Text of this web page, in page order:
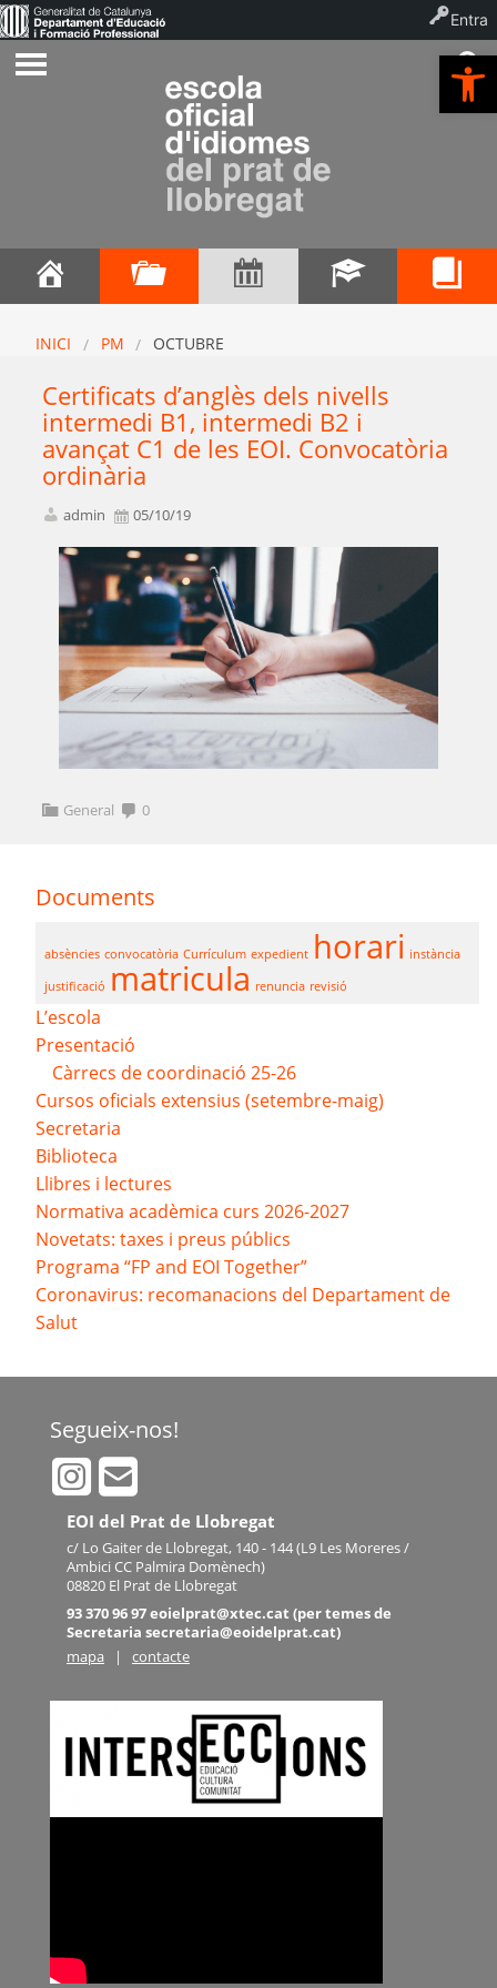
INICI PM OCTUBRE
Certificats d’anglès dels nivells
intermedi B1, intermedi B2 i
avançat C1 de les EOI. Convocatòria
ordinària
admin 05/10/19
General 0
Documents
absències convocatòria Currículum expedient horari instància
justificació matricula renuncia revisió
L’escola
Presentació
Càrrecs de coordinació 25-26
Cursos oficials extensius (setembre-maig)
Secretaria
Biblioteca
Llibres i lectures
Normativa acadèmica curs 2026-2027
Novetats: taxes i preus públics
Programa “FP and EOI Together”
Coronavirus: recomanacions del Departament de
Salut
Segueix-nos!
EOI del Prat de Llobregat
c/ Lo Gaiter de Llobregat, 140 - 144 (L9 Les Moreres /
Ambici CC Palmira Domènech)
08820 El Prat de Llobregat
93 370 96 97 eoielprat@xtec.cat (per temes de
Secretaria secretaria@eoidelprat.cat)
mapa
| contacte
Entra